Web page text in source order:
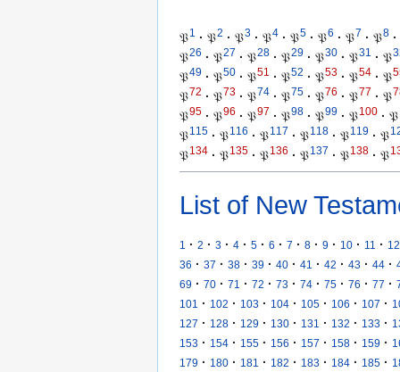
𝔓1 · 𝔓2 · 𝔓3 · 𝔓4 · 𝔓5 · 𝔓6 · 𝔓7 · 𝔓8 ·
𝔓26 · 𝔓27 · 𝔓28 · 𝔓29 · 𝔓30 · 𝔓31 · 𝔓
𝔓49 · 𝔓50 · 𝔓51 · 𝔓52 · 𝔓53 · 𝔓54 · 𝔓
𝔓72 · 𝔓73 · 𝔓74 · 𝔓75 · 𝔓76 · 𝔓77 · 𝔓
𝔓95 · 𝔓96 · 𝔓97 · 𝔓98 · 𝔓99 · 𝔓100 · 𝔓
𝔓115 · 𝔓116 · 𝔓117 · 𝔓118 · 𝔓119 · 𝔓
𝔓134 · 𝔓135 · 𝔓136 · 𝔓137 · 𝔓138 · 𝔓
List of New
1 · 2 · 3 · 4 · 5 · 6 · 7 · 8 · 9 · 10 · 11 · 12
36 · 37 · 38 · 39 · 40 · 41 · 42 · 43 · 44 ·
69 · 70 · 71 · 72 · 73 · 74 · 75 · 76 · 77 ·
101
· 102 · 103 · 104 · 105 · 106 · 107 ·
127 · 128 · 129 · 130 · 131 · 132 · 133 ·
153 · 154 · 155 · 156 · 157 · 158 · 159 ·
179 · 180 · 181 · 182 · 183 · 184 · 185 ·